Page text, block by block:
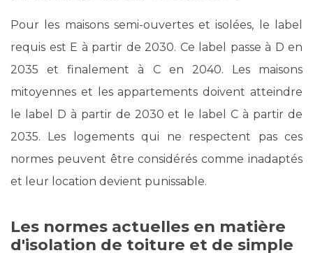
Pour les maisons semi-ouvertes et isolées, le label
requis est E à partir de 2030. Ce label passe à D en
2035 et finalement à C en 2040. Les maisons
mitoyennes et les appartements doivent atteindre
le label D à partir de 2030 et le label C à partir de
2035. Les logements qui ne respectent pas ces
normes peuvent être considérés comme inadaptés
et leur location devient punissable.
Les normes actuelles en matière
d'isolation de toiture et de simple